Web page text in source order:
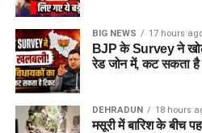
BIG NEWS 17 hours
BJP के Survey ने
रेड जोन में, कट सकता
DEHRADUN 18 hours
मसूरी में बारिश के बीच